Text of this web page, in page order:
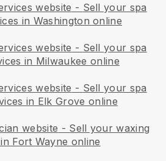
website - Sell your spa
in Washington online
website - Sell your spa
in Milwaukee online
website - Sell your spa
in Elk Grove online
website - Sell your waxing
Fort Wayne online